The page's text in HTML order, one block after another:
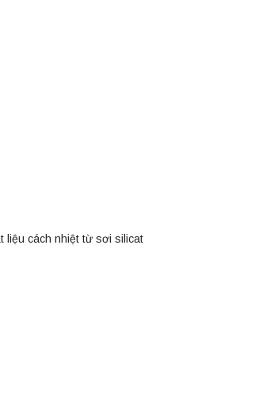
liệu cách nhiệt từ sơi silicat